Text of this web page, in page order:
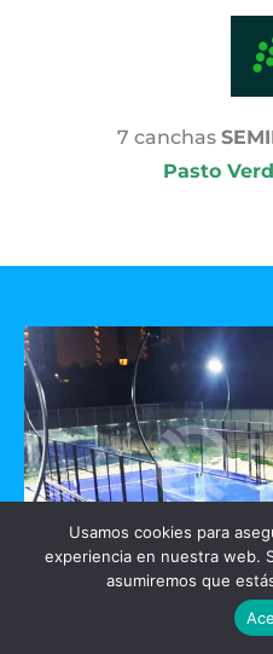
7 canchas
Pasto
Usamos cookies para
experiencia en nuestra web.
asumiremos que